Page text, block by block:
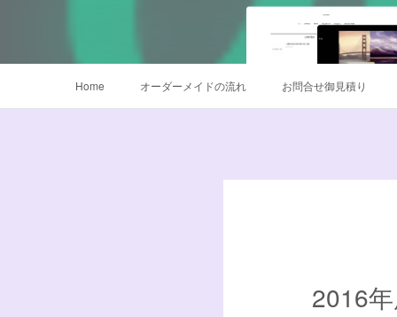
Home オーダーメイドの流れ お問合せ御見積り
2016